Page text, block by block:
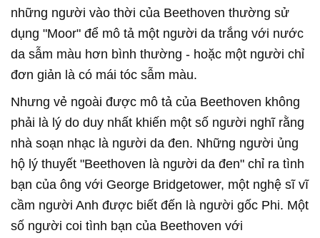
những người vào thời của Beethoven thường sử
dụng "Moor" để mô tả một người da trắng với nước
da sẫm màu hơn bình thường - hoặc một người chỉ
đơn giản là có mái tóc sẫm màu.
Nhưng vẻ ngoài được mô tả của Beethoven không
phải là lý do duy nhất khiến một số người nghĩ rằng
nhà soạn nhạc là người da đen. Những người ủng
hộ lý thuyết "Beethoven là người da đen" chỉ ra tình
bạn của ông với George Bridgetower, một nghệ sĩ vĩ
cầm người Anh được biết đến là người gốc Phi. Một
số người coi tình bạn của Beethoven với